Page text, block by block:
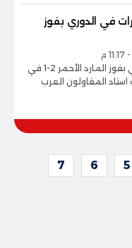
في الدوري بفوز
انتهت مباراة الأهلي وانبي بفوز المارد الأحمر 2-1 في
المقاولون العرب
5
6
7